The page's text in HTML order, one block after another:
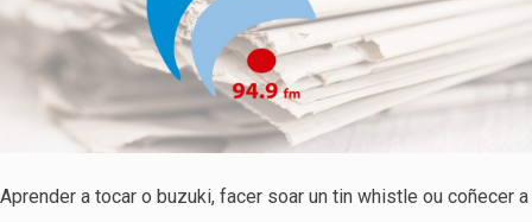
Aprender a tocar o buzuki, facer soar un tin whistle ou coñecer a